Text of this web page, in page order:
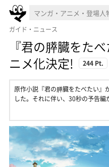
ガイド・ニュース
『君の膵臓をた
ニメ化決定!
244 Pt.
原作小説『君の膵臓をたべたい』
した。それに伴い、30秒の予告編